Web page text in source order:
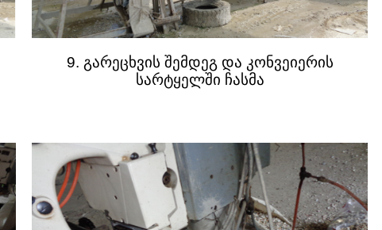
9. გარეცხვის შემდეგ და კონვეიერის
სარტყელში ჩასმა